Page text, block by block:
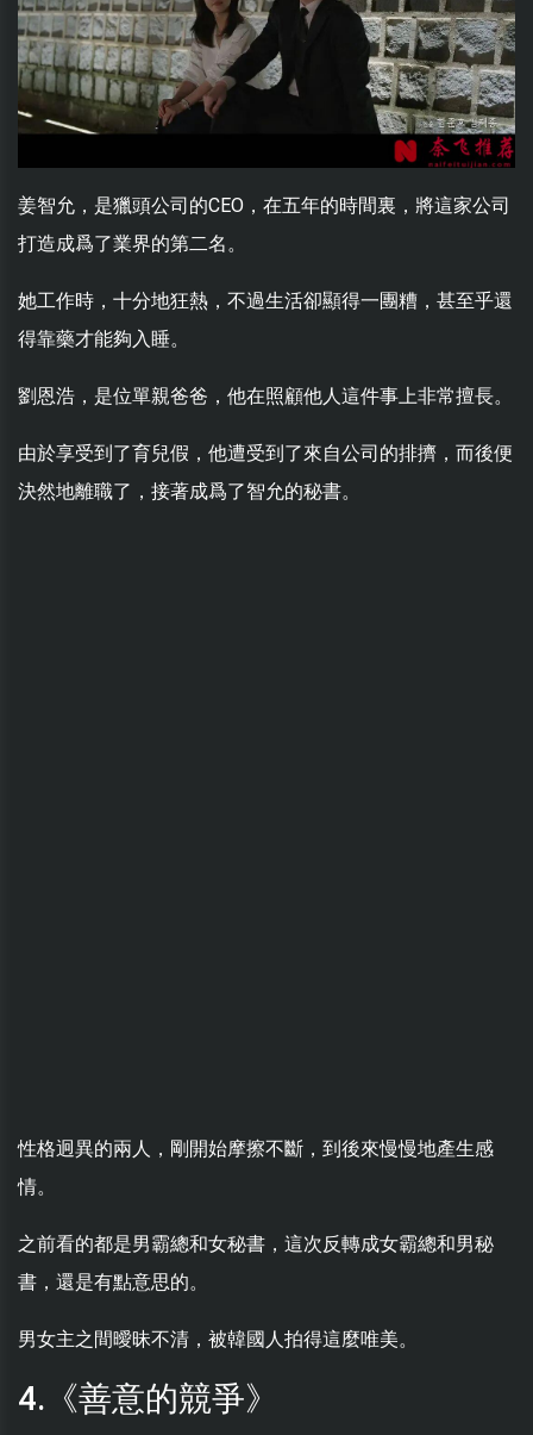
姜智允，是獵頭公司的CEO，在五年的時間裏，將這家公司
打造成爲了業界的第二名。
她工作時，十分地狂熱，不過生活卻顯得一團糟，甚至乎還
得靠藥才能夠入睡。
劉恩浩，是位單親爸爸，他在照顧他人這件事上非常擅長。
由於享受到了育兒假，他遭受到了來自公司的排擠，而後便
決然地離職了，接著成爲了智允的秘書。
性格迥異的兩人，剛開始摩擦不斷，到後來慢慢地產生感
情。
之前看的都是男霸總和女秘書，這次反轉成女霸總和男秘
書，還是有點意思的。
男女主之間曖昧不清，被韓國人拍得這麼唯美。
4.《善意的競爭 》